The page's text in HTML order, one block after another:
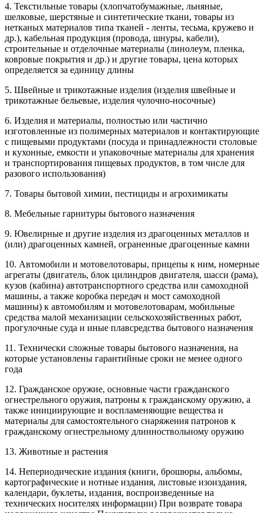
4. Текстильные товары (хлопчатобумажные, льняные,
шелковые, шерстяные и синтетические ткани, товары из
нетканых материалов типа тканей - ленты, тесьма, кружево и
др.), кабельная продукция (провода, шнуры, кабели),
строительные и отделочные материалы (линолеум, пленка,
ковровые покрытия и др.) и другие товары, цена которых
определяется за единицу длины
5. Швейные и трикотажные изделия (изделия швейные и
трикотажные бельевые, изделия чулочно-носочные)
6. Изделия и материалы, полностью или частично
изготовленные из полимерных материалов и контактирующие
с пищевыми продуктами (посуда и принадлежности столовые
и кухонные, емкости и упаковочные материалы для хранения
и транспортирования пищевых продуктов, в том числе для
разового использования)
7. Товары бытовой химии, пестициды и агрохимикаты
8. Мебельные гарнитуры бытового назначения
9. Ювелирные и другие изделия из драгоценных металлов и
(или) драгоценных камней, ограненные драгоценные камни
10. Автомобили и мотовелотовары, прицепы к ним, номерные
агрегаты (двигатель, блок цилиндров двигателя, шасси (рама),
кузов (кабина) автотранспортного средства или самоходной
машины, а также коробка передач и мост самоходной
машины) к автомобилям и мотовелотоварам, мобильные
средства малой механизации сельскохозяйственных работ,
прогулочные суда и иные плавсредства бытового назначения
11. Технически сложные товары бытового назначения, на
которые установлены гарантийные сроки не менее одного
года
12. Гражданское оружие, основные части гражданского
огнестрельного оружия, патроны к гражданскому оружию, а
также инициирующие и воспламеняющие вещества и
материалы для самостоятельного снаряжения патронов к
гражданскому огнестрельному длинноствольному оружию
13. Животные и растения
14. Непериодические издания (книги, брошюры, альбомы,
картографические и нотные издания, листовые изоиздания,
календари, буклеты, издания, воспроизведенные на
технических носителях информации) При возврате товара